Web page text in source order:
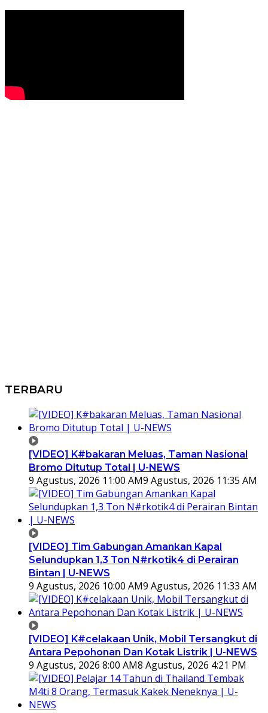
TERBARU
[VIDEO] K#bakaran Meluas, Taman Nasional
Bromo Ditutup Total | U-NEWS
9 Agustus, 2026 11:00 AM9 Agustus, 2026 11:35 AM
[VIDEO] Tim Gabungan Amankan Kapal
Selundupkan 1,3 Ton N#rkotik4 di Perairan
Bintan | U-NEWS
9 Agustus, 2026 10:00 AM9 Agustus, 2026 11:33 AM
[VIDEO] K#celakaan Unik, Mobil Tersangkut di
Antara Pepohonan Dan Kotak Listrik | U-NEWS
9 Agustus, 2026 8:00 AM8 Agustus, 2026 4:21 PM